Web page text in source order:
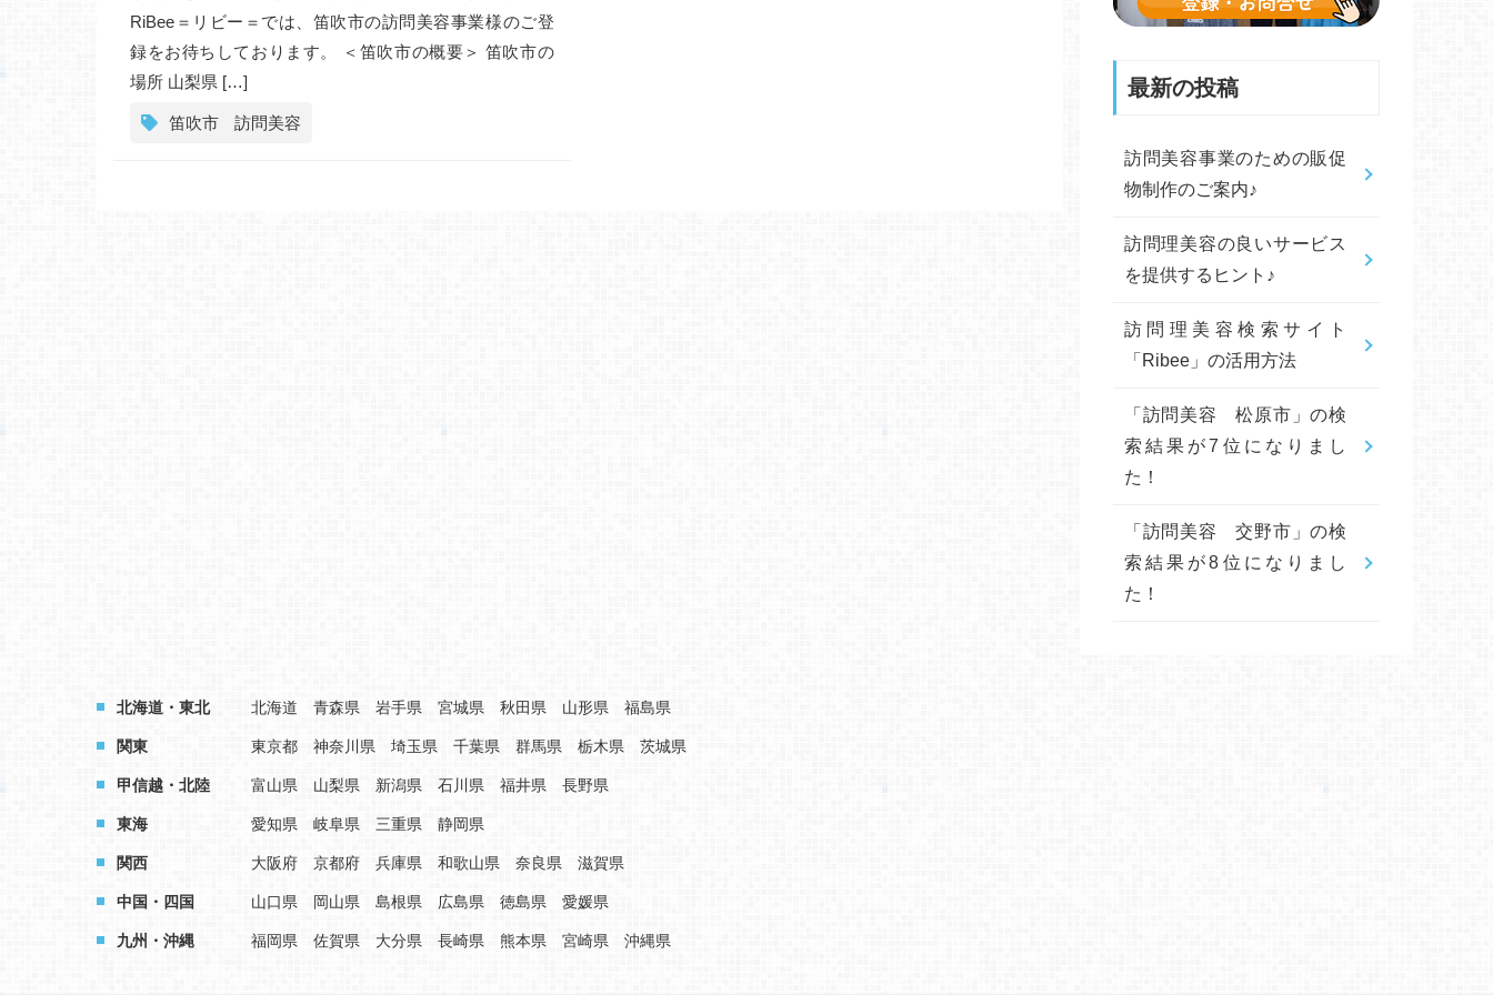
RiBee＝リビー＝では、笛吹市の訪問美容事業様のご登
録をお待ちしております。 ＜笛吹市の概要＞ 笛吹市の
場所 山梨県 […]
笛吹市 訪問美容
最新の投稿
訪問美容事業のための販促
物制作のご案内♪
訪問理美容の良いサービス
を提供するヒント♪
訪問理美容検索サイト
「Ribee」の活用方法
「訪問美容 松原市」の検
索結果が7位になりまし
た！
「訪問美容 交野市」の検
索結果が8位になりまし
た！
北海道・東北 北海道 青森県 岩手県 宮城県 秋田県 山形県 福島県
関東 東京都 神奈川県 埼玉県 千葉県 群馬県 栃木県 茨城県
甲信越・北陸 富山県 山梨県 新潟県 石川県 福井県 長野県
東海 愛知県 岐阜県 三重県 静岡県
関西 大阪府 京都府 兵庫県 和歌山県 奈良県 滋賀県
中国・四国 山口県 岡山県 島根県 広島県 徳島県 愛媛県
九州・沖縄 福岡県 佐賀県 大分県 長崎県 熊本県 宮崎県 沖縄県